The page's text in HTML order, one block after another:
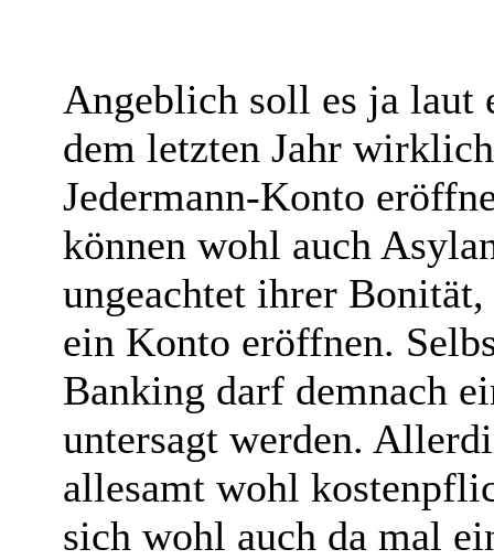
Angeblich soll es ja laut
dem letzten Jahr
Jedermann-Konto
können wohl auch
ungeachtet ihrer Bonität,
ein Konto eröffnen.
Banking darf demnach
untersagt werden.
allesamt wohl
sich wohl auch da mal